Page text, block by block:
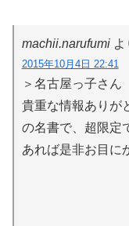
machii.narufumi よ
2015年10月4日 22:41
＞名古屋っ子さん
貴重な情報ありが
の名書で、超限定
あれば是非お目に